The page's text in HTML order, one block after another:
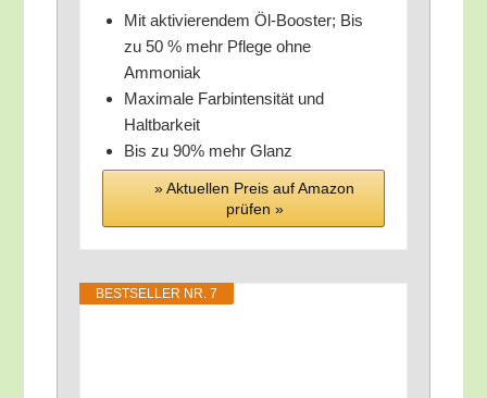
Mit akti­vie­ren­dem Öl-Boos­ter; Bis
zu 50 % mehr Pfle­ge ohne
Ammoniak
Maxi­ma­le Farb­in­ten­si­tät und
Haltbarkeit
Bis zu 90% mehr Glanz
» Aktu­el­len Preis auf Ama­zon
prü­fen »
BEST­SEL­LER NR. 7